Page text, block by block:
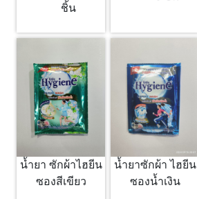
ชิ้น
น้ำยา ซักผ้าไฮยีน
ซองสีเขียว
น้ำยาซักผ้า ไฮยีน
ซองน้ำเงิน